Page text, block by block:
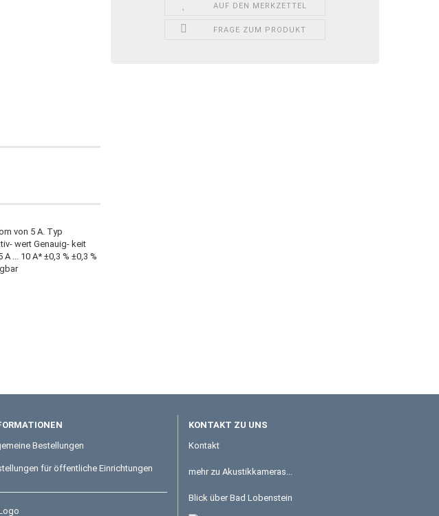
AUF DEN MERKZETTEL
FRAGE ZUM PRODUKT
von 5 A. Typ
wert Genauig- keit
... 10 A* ±0,3 % ±0,3 %
Bestellungen
für öffentliche Einrichtungen
KONTAKT ZU UNS
Kontakt
mehr zu Akustikkameras...
Blick über Bad Lobenstein